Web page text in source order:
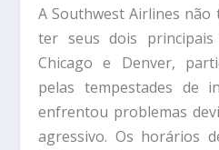
A Southwest Airlines não
ter seus dois
Chicago e Denver,
pelas tempestades de
enfrentou problemas
agressivo. Os horários